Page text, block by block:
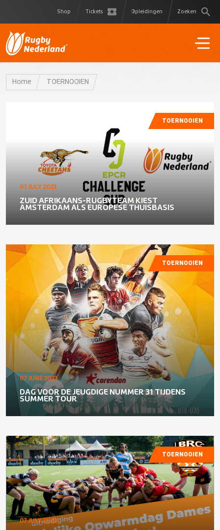
Shop Tickets Opleidingen Zoeken
Home TOERNOOIEN
07 JULY 2023
ZUID AFRIKAANS-RUGBYTEAM KIEST
AMSTERDAM ALS EUROPESE THUISBASIS
TOERNOOIEN
07 JUNE 2023
DAG VOOR DE JEUGDIGE NUMMER 31 TIJDENS
SUMMER TOUR
TOERNOOIEN
07 JULY 2022
TOERNOOIEN